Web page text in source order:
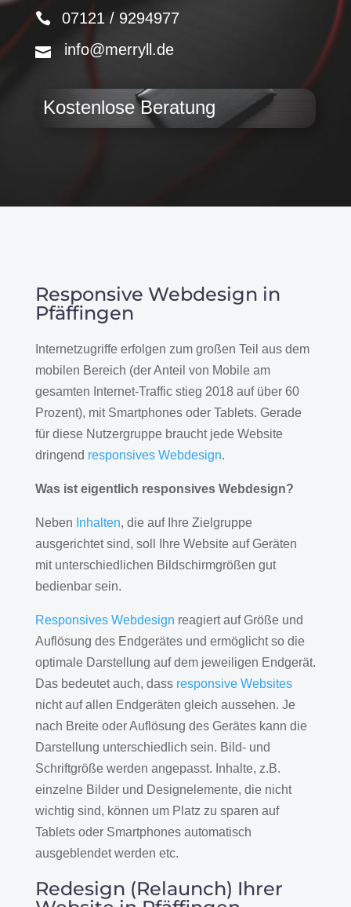
07121 / 9294977
info@merryll.de
Kostenlose Beratung
Responsive Webdesign in
Pfäffingen
Internetzugriffe erfolgen zum großen Teil aus dem
mobilen Bereich (der Anteil von Mobile am
gesamten Internet-Traffic stieg 2018 auf über 60
Prozent), mit Smartphones oder Tablets. Gerade
für diese Nutzergruppe braucht jede Website
dringend responsives Webdesign.
Was ist eigentlich responsives Webdesign?
Neben Inhalten, die auf Ihre Zielgruppe
ausgerichtet sind, soll Ihre Website auf Geräten
mit unterschiedlichen Bildschirmgrößen gut
bedienbar sein.
Responsives Webdesign reagiert auf Größe und
Auflösung des Endgerätes und ermöglicht so die
optimale Darstellung auf dem jeweiligen Endgerät.
Das bedeutet auch, dass responsive Websites
nicht auf allen Endgeräten gleich aussehen. Je
nach Breite oder Auflösung des Gerätes kann die
Darstellung unterschiedlich sein. Bild- und
Schriftgröße werden angepasst. Inhalte, z.B.
einzelne Bilder und Designelemente, die nicht
wichtig sind, können um Platz zu sparen auf
Tablets oder Smartphones automatisch
ausgeblendet werden etc.
Redesign (Relaunch) Ihrer